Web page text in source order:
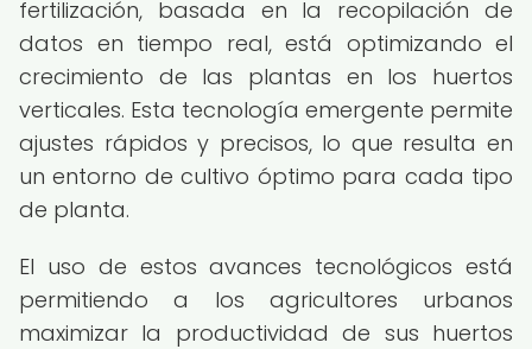
fertilización, basada en la recopilación de
datos en tiempo real, está optimizando el
crecimiento de las plantas en los huertos
verticales. Esta tecnología emergente permite
ajustes rápidos y precisos, lo que resulta en
un entorno de cultivo óptimo para cada tipo
de planta.
El uso de estos avances tecnológicos está
permitiendo a los agricultores urbanos
maximizar la productividad de sus huertos